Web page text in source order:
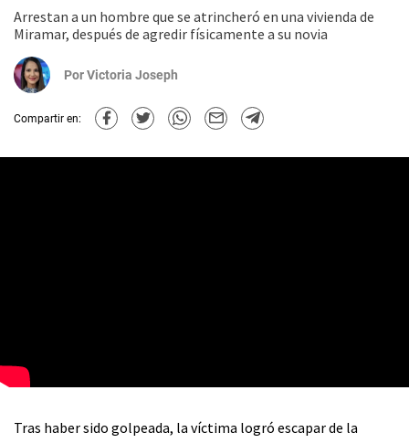
Arrestan a un hombre que se atrincheró en una vivienda de
Miramar, después de agredir físicamente a su novia
PorVictoria Joseph
Compartir en:
Tras haber sido golpeada, la víctima logró escapar de la